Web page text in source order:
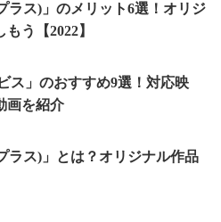
ラス)」のメリット6選！オリジ
う【2022】
ス」のおすすめ9選！対応映
画を紹介
ラス)」とは？オリジナル作品